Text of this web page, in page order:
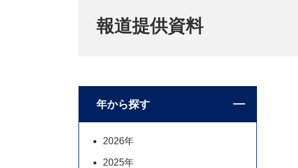
報道提供資料
年から探す
2026年
2025年